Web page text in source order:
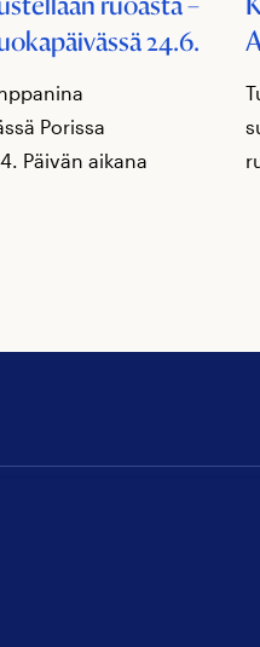
24.6.
Porissa
Päivän aikana